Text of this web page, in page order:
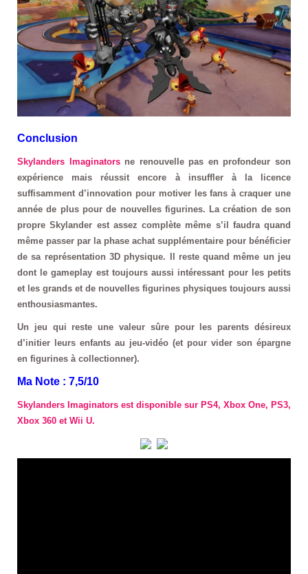
Conclusion
Skylanders Imaginatorsne renouvelle pas en profondeur son
expérience mais réussit encore à insuffler à la licence
suffisamment d’innovation pour motiver les fans à craquer une
année de plus pour de nouvelles figurines. La création de son
propre Skylander est assez complète même s’il faudra quand
même passer par la phase achat supplémentaire pour bénéficier
de sa représentation 3D physique. Il reste quand même un jeu
dont le gameplay est toujours aussi intéressant pour les petits
et les grands et de nouvelles figurines physiques toujours aussi
enthousiasmantes.
Un jeu qui reste une valeur sûre pour les parents désireux
d’initier leurs enfants au jeu-vidéo (et pour vider son épargne
en figurines à collectionner).
Ma Note : 7,5/10
Skylanders Imaginators est disponible sur PS4, Xbox One, PS3,
Xbox 360 et Wii U.